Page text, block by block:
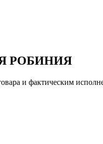
РОБИНИЯ
и фактическим